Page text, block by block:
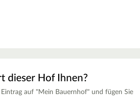
dieser Hof Ihnen?
auf "Mein Bauernhof" und fügen Sie